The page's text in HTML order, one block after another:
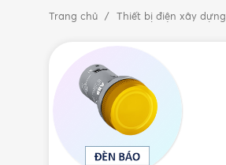
Trang chủ Thiết bị điện xây dựng